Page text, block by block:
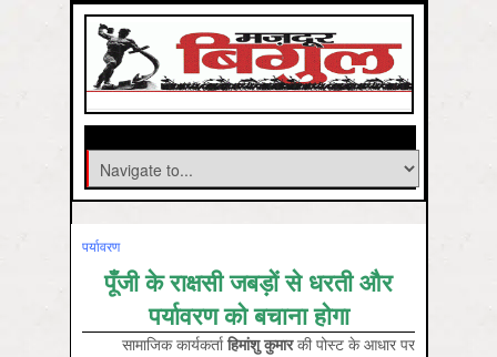
पर्यावरण
पूँजी के राक्षसी जबड़ों से धरती और
पर्यावरण को बचाना होगा
सामाजिक कार्यकर्ताहिमांशु कुमारकी पोस्ट के आधार पर